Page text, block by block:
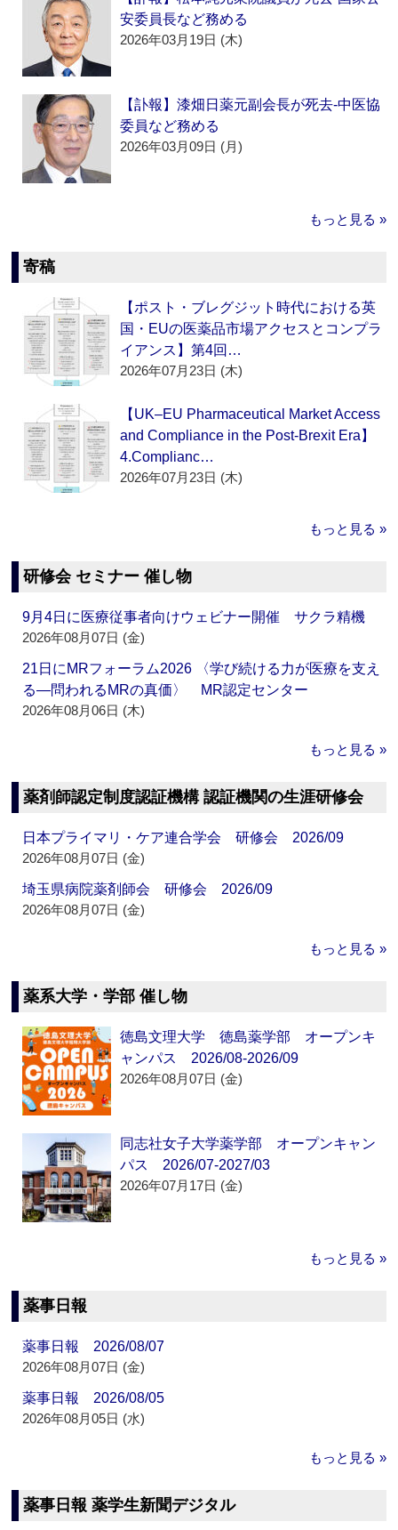
安委員長など務める
2026年03月19日 (木)
【訃報】漆畑日薬元副会長が死去‐中医協
委員など務める
2026年03月09日 (月)
もっと見る »
寄稿
【ポスト・ブレグジット時代における英
国・EUの医薬品市場アクセスとコンプラ
イアンス】第4回…
2026年07月23日 (木)
【UK–EU Pharmaceutical Market Access
and Compliance in the Post-Brexit Era】
4.Complianc…
2026年07月23日 (木)
もっと見る »
研修会 セミナー 催し物
9月4日に医療従事者向けウェビナー開催 サクラ精機
2026年08月07日 (金)
21日にMRフォーラム2026 〈学び続ける力が医療を支え
る―問われるMRの真価〉 MR認定センター
2026年08月06日 (木)
もっと見る »
薬剤師認定制度認証機構 認証機関の生涯研修会
日本プライマリ・ケア連合学会 研修会 2026/09
2026年08月07日 (金)
埼玉県病院薬剤師会 研修会 2026/09
2026年08月07日 (金)
もっと見る »
薬系大学・学部 催し物
徳島文理大学 徳島薬学部 オープンキ
ャンパス 2026/08-2026/09
2026年08月07日 (金)
同志社女子大学薬学部 オープンキャン
パス 2026/07-2027/03
2026年07月17日 (金)
もっと見る »
薬事日報
薬事日報 2026/08/07
2026年08月07日 (金)
薬事日報 2026/08/05
2026年08月05日 (水)
もっと見る »
薬事日報 薬学生新聞デジタル